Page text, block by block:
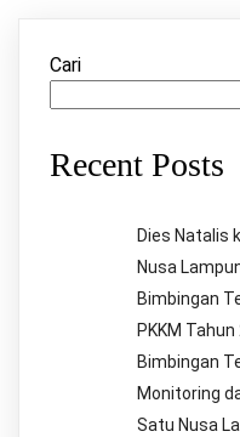
Cari
Recent Posts
Dies Natalis
Nusa
Bimbingan
PKKM
Bimbingan
Monitoring
Satu Nusa